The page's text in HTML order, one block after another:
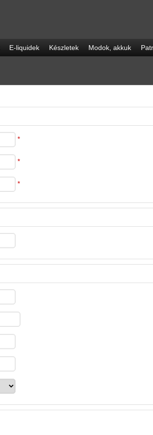
E-liquidek Készletek Modok, akkuk
*
*
*